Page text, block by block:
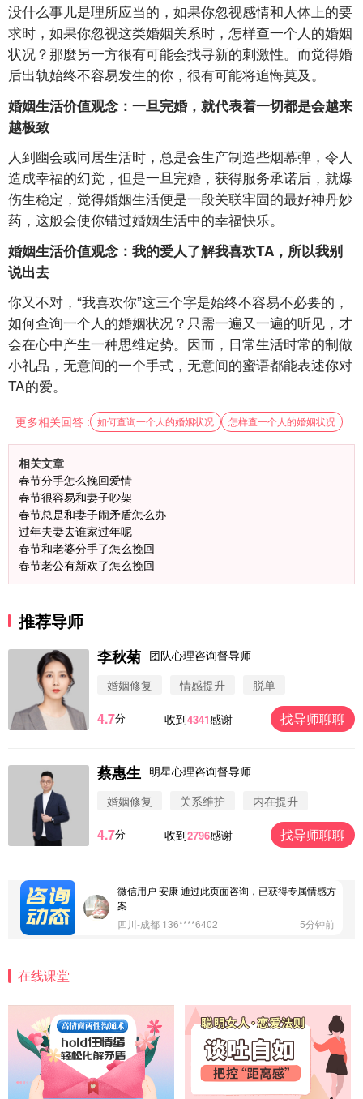
没什么事儿是理所应当的，如果你忽视感情和人体上的要
求时，如果你忽视这类婚姻关系时，怎样查一个人的婚姻
状况？那麼另一方很有可能会找寻新的刺激性。而觉得婚
后出轨始终不容易发生的你，很有可能将追悔莫及。
婚姻生活价值观念：一旦完婚，就代表着一切都是会越来
越极致
人到幽会或同居生活时，总是会生产制造些烟幕弹，令人
造成幸福的幻觉，但是一旦完婚，获得服务承诺后，就爆
伤生稳定，觉得婚姻生活便是一段关联牢固的最好神丹妙
药，这般会使你错过婚姻生活中的幸福快乐。
婚姻生活价值观念：我的爱人了解我喜欢TA，所以我别
说出去
你又不对，“我喜欢你”这三个字是始终不容易不必要的，
如何查询一个人的婚姻状况？只需一遍又一遍的听见，才
会在心中产生一种思维定势。因而，日常生活时常的制做
小礼品，无意间的一个手式，无意间的蜜语都能表述你对
TA的爱。
更多相关回答 : 如何查询一个人的婚姻状况 怎样查一个人的婚姻状况
相关文章
春节分手怎么挽回爱情
春节很容易和妻子吵架
春节总是和妻子闹矛盾怎么办
过年夫妻去谁家过年呢
春节和老婆分手了怎么挽回
春节老公有新欢了怎么挽回
推荐导师
李秋菊 团队心理咨询督导师
婚姻修复
情感提升 脱单
4.7分 收到4341感谢 找导师聊聊
蔡惠生 明星心理咨询督导师
婚姻修复
关系维护 内在提升
4.7分 收到2796感谢 找导师聊聊
微信用户 圆圈 通过此页面咨询，已获得专属情感方
微信用户 Vnno 通过此页面咨询，已获得专属情感方
案
微信用户 大太阳 通过此页面咨询，已获得专属情感
微信用户 安康 通过此页面咨询，已获得专属情感方
案
四川-成都 136****6402
5分钟前
方案
上海-浦东 177****9074
56分钟前
微信用户 Liberty 通过此页面咨询，已获得专属情感
方案
广东-广州 188****5632
12分钟前
在线课堂